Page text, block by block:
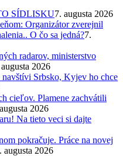
SÍDLISKU7. augusta 2026
Organizátor zverejnil
O čo sa jedná?7.
radarov, ministerstvo
2026
Srbsko, Kyjev ho chce
cieľov. Plamene zachvátili
2026
Na tieto veci si dajte
pokračuje. Práce na novej
augusta 2026